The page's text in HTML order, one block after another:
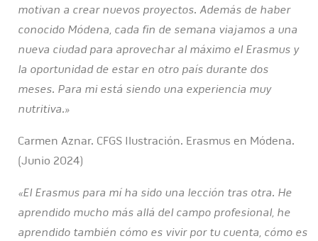
motivan a crear nuevos proyectos. Además de haber
conocido Módena, cada fin de semana viajamos a una
nueva ciudad para aprovechar al máximo el Erasmus y
la oportunidad de estar en otro país durante dos
meses. Para mi está siendo una experiencia muy
nutritiva.»
Carmen Aznar. CFGS Ilustración. Erasmus en Módena.
(Junio 2024)
«El Erasmus para mí ha sido una lección tras otra. He
aprendido mucho más allá del campo profesional, he
aprendido también cómo es vivir por tu cuenta, cómo es